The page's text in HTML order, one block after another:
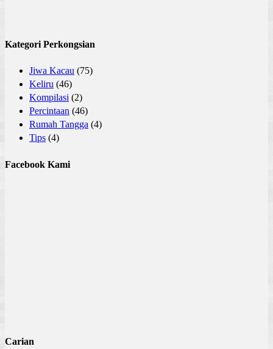
Kategori Perkongsian
Jiwa Kacau (75)
Keliru (46)
Kompilasi (2)
Percintaan (46)
Rumah Tangga (4)
Tips (4)
Facebook Kami
Carian